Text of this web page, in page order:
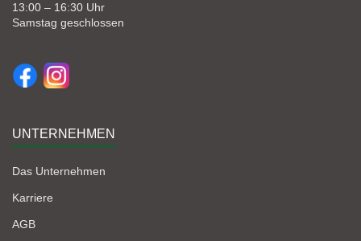
13:00 – 16:30 Uhr
Samstag geschlossen
UNTERNEHMEN
Das Unternehmen
Karriere
AGB